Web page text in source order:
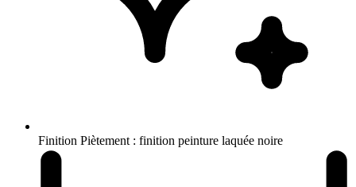
Finition Piètement : finition peinture laquée noire